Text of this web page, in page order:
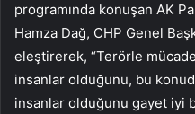
programında konuşan AK
Hamza Dağ, CHP Genel
eleştirerek, “Terörle
insanlar olduğunu, bu
insanlar olduğunu gayet iyi